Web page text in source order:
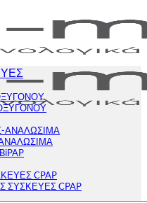
ΑΝΑΛΩΣΙΜΑ
CPAP
ΣΥΣΚΕΥΕΣ CPAP